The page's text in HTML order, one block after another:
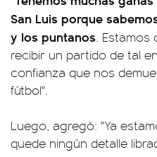
San Luis porque
y los puntanos.
recibir un partido de tal
confianza que nos
fútbol".
Luego, agregó: "Ya
quede ningún detalle